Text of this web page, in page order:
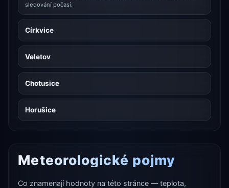
sledování počasí.
Církvice
Veletov
Chotusice
Horušice
Meteorologické pojmy
Co znamenají hodnoty na této stránce — teplota,